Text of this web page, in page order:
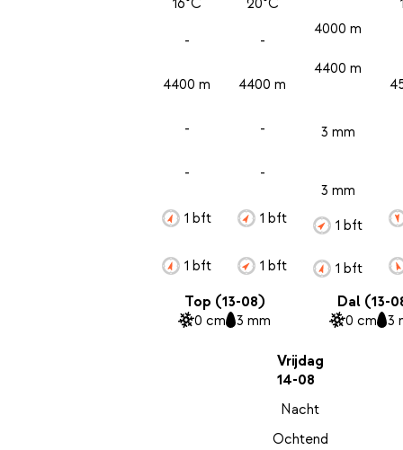
16°C
-
4400 m
-
-
1 bft
1 bft
20°C
-
4400 m
-
-
1 bft
1 bft
4000 m
4400 m
3 mm
3 mm
1 bft
1 bft
Top (13-08)
0 cm 3 mm
Dal (13-
0 cm 3
Vrijdag
14-08
Nacht
Ochtend